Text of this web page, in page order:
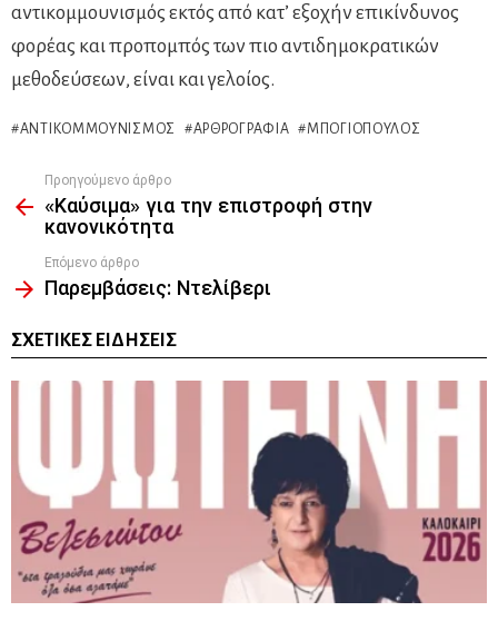
αντικομμουνισμός εκτός από κατ’ εξοχήν επικίνδυνος
φορέας και προπομπός των πιο αντιδημοκρατικών
μεθοδεύσεων, είναι και γελοίος.
ΑΝΤΙΚΟΜΜΟΥΝΙΣΜΌΣ ΑΡΘΡΟΓΡΑΦΊΑ ΜΠΟΓΙΌΠΟΥΛΟΣ
more
Προηγούμενο άρθρο
«Καύσιμα» για την επιστροφή στην
κανονικότητα
Επόμενο άρθρο
Παρεμβάσεις: Ντελίβερι
ΣΧΕΤΙΚΈΣ ΕΙΔΉΣΕΙΣ